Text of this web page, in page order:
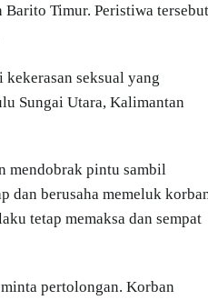
Barito Timur. Peristiwa tersebut
seksual yang
Sungai Utara, Kalimantan
mendobrak pintu sambil
dan berusaha memeluk
tetap memaksa dan sempat
pertolongan. Korban